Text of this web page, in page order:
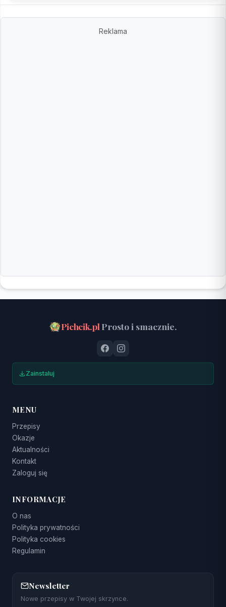
Reklama
Pichcik.pl Prosto i smacznie.
Zainstaluj
MENU
Przepisy
Okazje
Aktualności
Kontakt
Zaloguj się
INFORMACJE
O nas
Polityka prywatności
Polityka cookies
Regulamin
Newsletter
Nowe przepisy w Twojej skrzynce.